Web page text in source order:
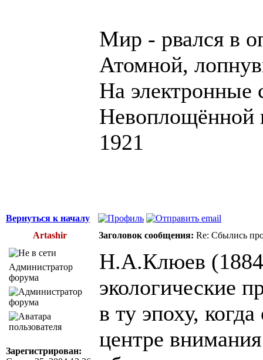
Мир - рвался в
Атомной,
На электронные
Невоплощённой
1921
Вернуться к началу
Artashir
Заголовок сообщения: Re: Сбылись
Администратор
форума
Зарегистрирован:
Н.А.Клюев
экологические
в ту эпоху,
центре внимания